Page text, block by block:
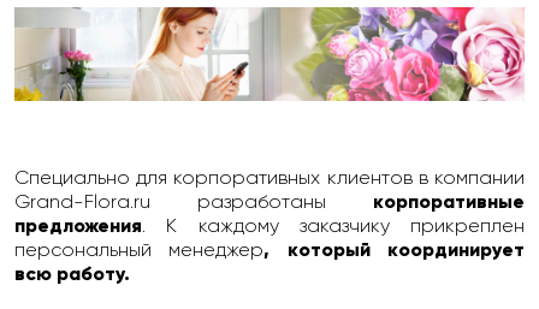
Специально для корпоративных клиентов в компании
Grand-Flora.ru разработаны корпоративные
предложения. К каждому заказчику прикреплен
персональный менеджер, который координирует
всю работу.